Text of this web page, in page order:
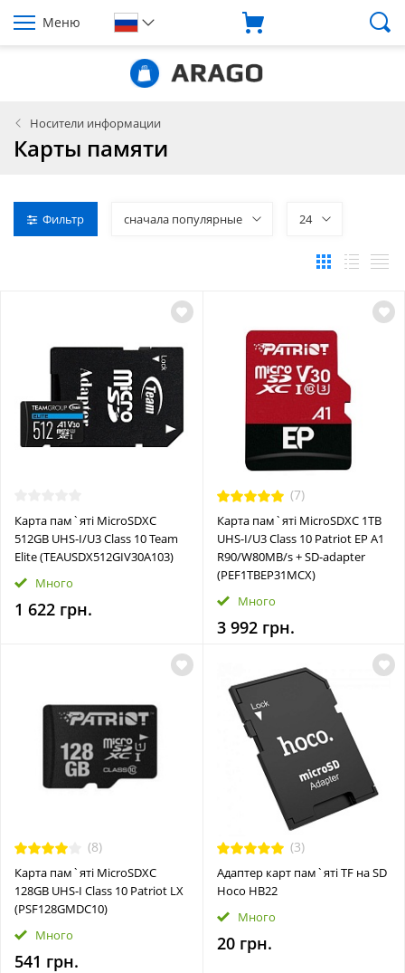
Меню
Носители информации
Карты памяти
Фильтр сначала популярные 24
Карта пам`ятi MicroSDXC
512GB UHS-I/U3 Class 10 Team
Elite (TEAUSDX512GIV30A103)
Много
1 622 грн.
(7)
Карта пам`ятi MicroSDXC 1TB
UHS-I/U3 Class 10 Patriot EP A1
R90/W80MB/s + SD-adapter
(PEF1TBEP31MCX)
Много
3 992 грн.
(8)
Карта пам`яті MicroSDXC
128GB UHS-I Class 10 Patriot LX
(PSF128GMDC10)
Много
541 грн.
(3)
Адаптер карт пам`яті TF на SD
Hoco HB22
Много
20 грн.